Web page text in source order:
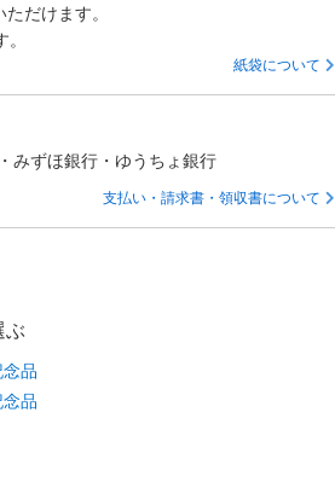
だけます。
紙袋について
みずほ銀行・ゆうちょ銀行
支払い・請求書・領収書について
ぶ
品
品